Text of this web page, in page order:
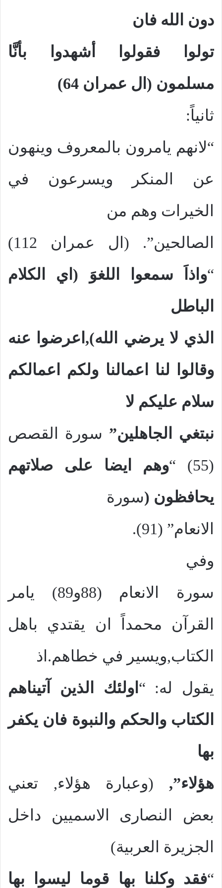
دون الله فان
تولوا فقولوا أشهدوا بأنَّا
مسلمون (ال عمران 64)
ثانياً:
“لانهم يامرون بالمعروف وينهون
عن المنكر ويسرعون في
الخيرات وهم من
الصالحين”. (ال عمران 112)
“واذاَ سمعوا اللغوَ (اي الكلام
الباطل
الذي لا يرضي الله),اعرضوا عنه
وقالوا لنا اعمالنا ولكم اعمالكم
سلام عليكم لا
نبتغي الجاهلين” سورة القصص
(55) “
وهم ايضا على صلاتهم
يحافظون (سورة
الانعام” (91).
وفي
سورة الانعام (88و89) يامر
القرآن محمداً ان يقتدي باهل
الكتاب,ويسير في خطاهم.اذ
يقول له: “ اولئك الذين آتيناهم
الكتاب والحكم والنبوة فان يكفر
بها
هؤلاء”, (وعبارة هؤلاء, تعني
بعض النصارى الاسميين داخل
الجزيرة العربية)
“فقد وكلنا بها قوما ليسوا بها